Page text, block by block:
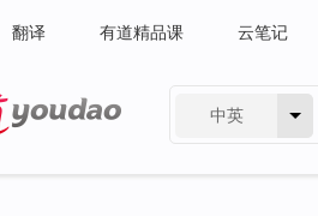
翻译 有道精品课 云笔记
中英